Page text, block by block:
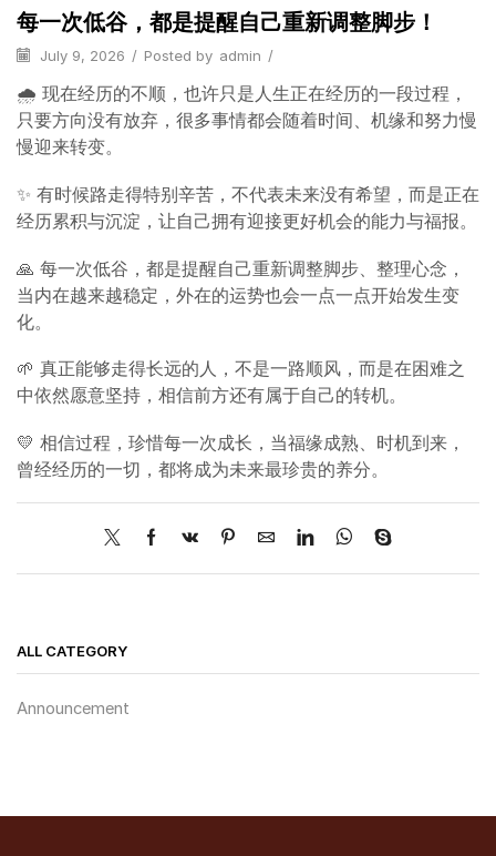
每一次低谷，都是提醒自己重新调整脚步！
July 9, 2026 / Posted by admin /
🌧️ 现在经历的不顺，也许只是人生正在经历的一段过程，
只要方向没有放弃，很多事情都会随着时间、机缘和努力慢
慢迎来转变。
✨ 有时候路走得特别辛苦，不代表未来没有希望，而是正在
经历累积与沉淀，让自己拥有迎接更好机会的能力与福报。
🙏 每一次低谷，都是提醒自己重新调整脚步、整理心念，
当内在越来越稳定，外在的运势也会一点一点开始发生变
化。
🌱 真正能够走得长远的人，不是一路顺风，而是在困难之
中依然愿意坚持，相信前方还有属于自己的转机。
💛 相信过程，珍惜每一次成长，当福缘成熟、时机到来，
曾经经历的一切，都将成为未来最珍贵的养分。
ALL CATEGORY
Announcement